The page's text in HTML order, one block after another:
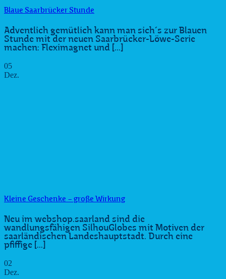
Blaue Saarbrücker Stunde
Adventlich gemütlich kann man sich´s zur Blauen
Stunde mit der neuen Saarbrücker-Löwe-Serie
machen: Fleximagnet und [...]
05
Dez.
Kleine Geschenke – große Wirkung
Neu im webshop.saarland sind die
wandlungsfähigen SilhouGlobes mit Motiven der
saarländischen Landeshauptstadt. Durch eine
pfiffige [...]
02
Dez.